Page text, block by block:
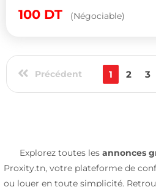
100 DT (Négociable)
Précédent 1 2 3
Explorez toutes les annonces
Proxity.tn, votre plateforme de
ou louer en toute simplicité.